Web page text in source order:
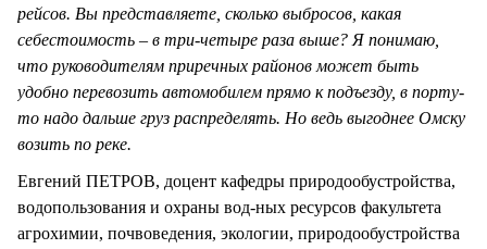
рейсов. Вы представляете, сколько выбросов, какая
себестоимость – в три-четыре раза выше? Я понимаю,
что руководителям приречных районов может быть
удобно перевозить автомобилем прямо к подъезду, в порту-
то надо дальше груз распределять. Но ведь выгоднее Омску
возить по реке.
Евгений ПЕТРОВ, доцент кафедры природообустройства,
водопользования и охраны вод-ных ресурсов факультета
агрохимии, почвоведения, экологии, природообустройства